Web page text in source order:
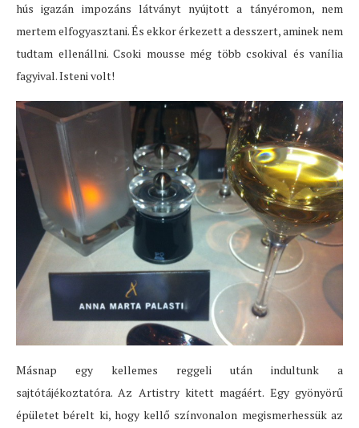
hús igazán impozáns látványt nyújtott a tányéromon, nem
mertem elfogyasztani. És ekkor érkezett a desszert, aminek nem
tudtam ellenállni. Csoki mousse még több csokival és vanília
fagyival. Isteni volt!
Másnap egy kellemes reggeli után indultunk a
sajtótájékoztatóra. Az Artistry kitett magáért. Egy gyönyörű
épületet bérelt ki, hogy kellő színvonalon megismerhessük az